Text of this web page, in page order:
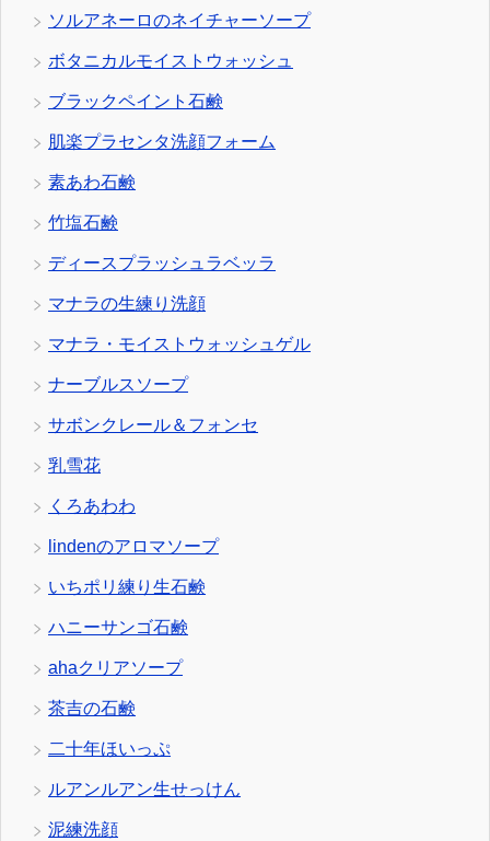
ソルアネーロのネイチャーソープ
ボタニカルモイストウォッシュ
ブラックペイント石鹸
肌楽プラセンタ洗顔フォーム
素あわ石鹸
竹塩石鹸
ディースプラッシュラベッラ
マナラの生練り洗顔
マナラ・モイストウォッシュゲル
ナーブルスソープ
サボンクレール＆フォンセ
乳雪花
くろあわわ
lindenのアロマソープ
いちポリ練り生石鹸
ハニーサンゴ石鹸
ahaクリアソープ
茶吉の石鹸
二十年ほいっぷ
ルアンルアン生せっけん
泥練洗顔